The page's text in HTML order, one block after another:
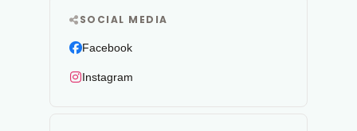
SOCIAL MEDIA
Facebook
Instagram